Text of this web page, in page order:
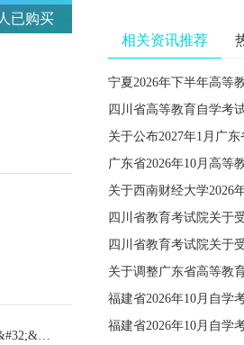
已购买
全国2024年4月自学考试经济法概论（财经类）试题&#32;&#32;
相关资讯推荐
宁夏2026年下半年高等
广东省2026年10月高等
福建省2026年10月自学
福建省2026年10月自学